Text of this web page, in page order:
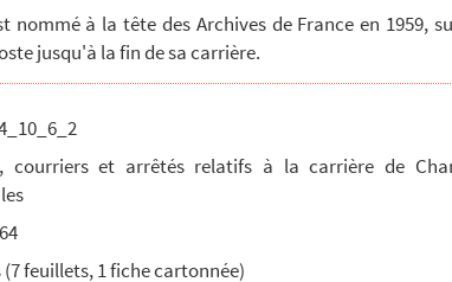
nommé à la tête des Archives de France en 1959,
jusqu'à la fin de sa carrière.
courriers et arrêtés relatifs à la carrière de
(7 feuillets, 1 fiche cartonnée)